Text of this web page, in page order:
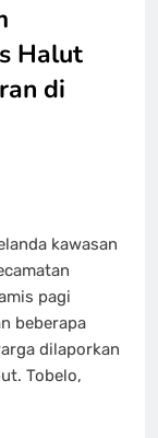
Halut
di
kawasan
pagi
beberapa
dilaporkan
Tobelo,